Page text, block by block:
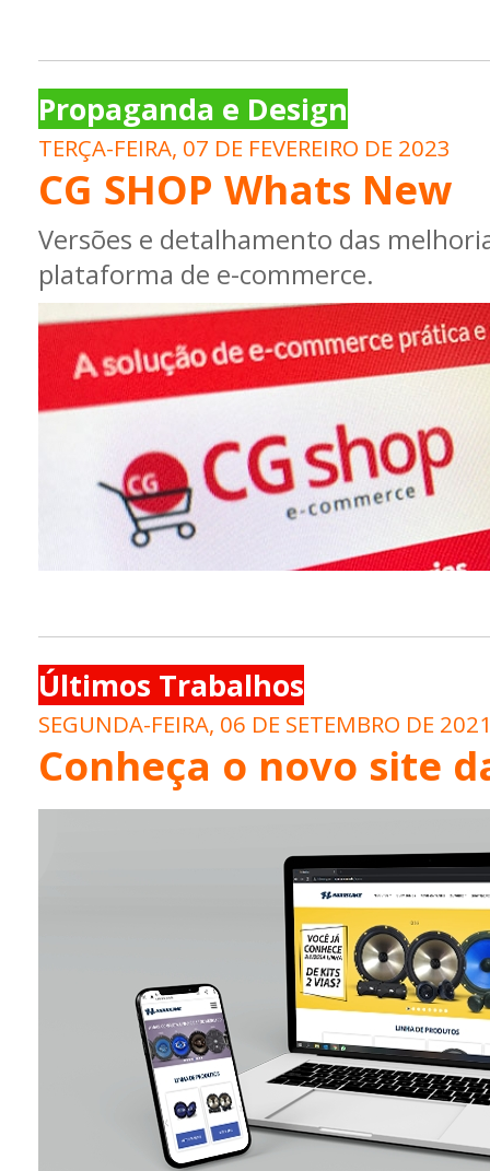
Propaganda e Design
TERÇA-FEIRA, 07 DE FEVEREIRO DE 2023
CG SHOP Whats New
Versões e detalhamento das
plataforma de e-commerce.
Últimos Trabalhos
SEGUNDA-FEIRA, 06 DE SETEMBRO DE
Conheça o novo site